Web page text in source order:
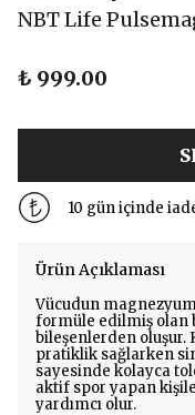
NBT Life
₺ 999.00
10 gün içinde
Ürün Açıklaması
Vücudun
formüle edilmiş olan
bileşenlerden oluşur.
pratiklik sağlarken
sayesinde kolayca
aktif spor yapan
yardımcı olur.